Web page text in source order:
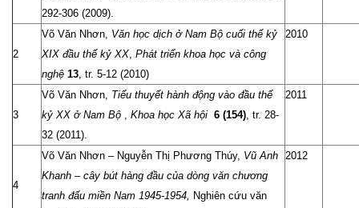
292-306 (2009).
2
Võ Văn Nhơn, Văn học dịch ở Nam Bộ cuối thế kỷ
XIX đầu thế kỷ XX Phát triển khoa học và công
nghệ 13 , tr. 5-12 (2010)
2010
3
Võ Văn Nhơn, Tiểu thuyết hành động vào đầu thế
kỷ XX ở Nam Bộ
Khoa học Xã hội 6 (154) , tr. 28-
32 (2011).
2011
4
Võ Văn Nhơn – Nguyễn Thị Phương Thúy, Vũ Anh
Khanh – cây bút hàng đầu của dòng văn chương
tranh đấu miền Nam 1945-1954,
Nghiên cứu văn
2012